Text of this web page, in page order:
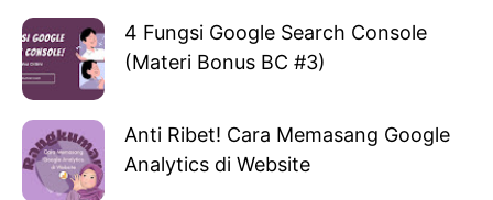
4 Fungsi Google Search Console
(Materi Bonus BC #3)
Anti Ribet! Cara Memasang Google